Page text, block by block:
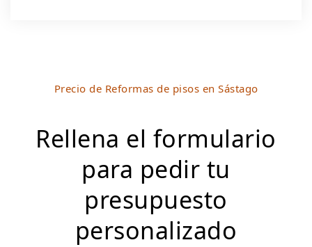
Precio de Reformas de pisos en Sástago
Rellena el formulario
para pedir tu
presupuesto
personalizado